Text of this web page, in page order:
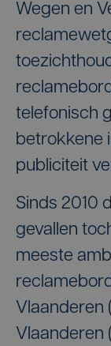
Wegen en
telefonisch
betrokkene
publiciteit
Sinds 2010
gevallen
meeste
Vlaanderen
Vlaanderen